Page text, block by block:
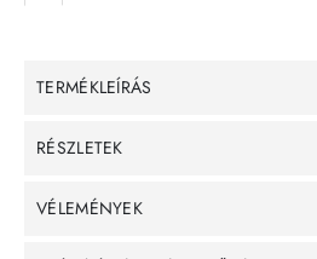
TERMÉKLEÍRÁS
RÉSZLETEK
VÉLEMÉNYEK